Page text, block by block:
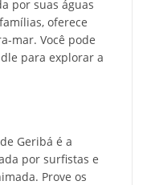
por suas águas
oferece
mar. Você pode
para explorar a
Geribá é a
por surfistas e
Prove os